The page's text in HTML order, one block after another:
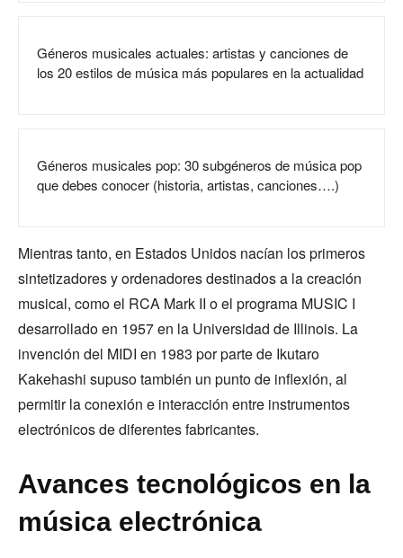
Géneros musicales actuales: artistas y canciones de
los 20 estilos de música más populares en la actualidad
Géneros musicales pop: 30 subgéneros de música pop
que debes conocer (historia, artistas, canciones….)
Mientras tanto, en Estados Unidos nacían los primeros
sintetizadores y ordenadores destinados a la creación
musical, como el RCA Mark II o el programa MUSIC I
desarrollado en 1957 en la Universidad de Illinois. La
invención del MIDI en 1983 por parte de Ikutaro
Kakehashi supuso también un punto de inflexión, al
permitir la conexión e interacción entre instrumentos
electrónicos de diferentes fabricantes.
Avances tecnológicos en la
música electrónica